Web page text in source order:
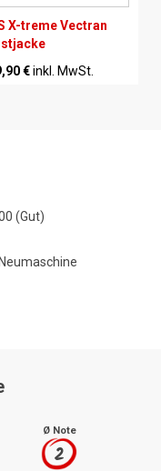
X-treme Vectran
€inkl. MwSt.
(Gut)
Ø Note
2